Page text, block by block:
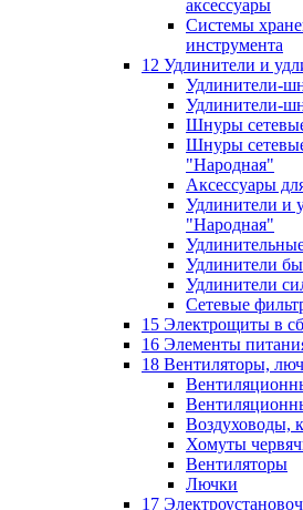
аксессуары
Системы
инструмента
12 Удлинители и
Удлинители-
Удлинители-
Шнуры
Шнуры
"Народная"
Аксессуары
Удлинители и
"Народная"
Удлинители
Удлинители
Сетевые
15 Электрощиты в
16 Элементы
18 Вентиляторы,
Воздуховоды,
Хомуты
Вентиляторы
Лючки
17